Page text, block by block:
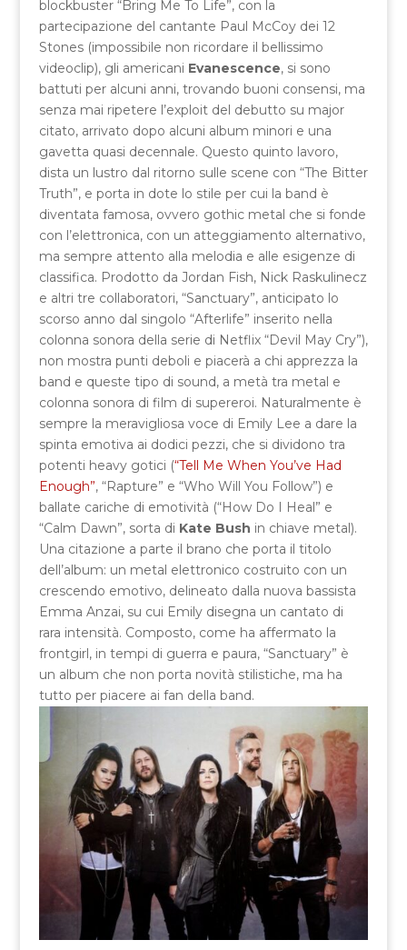
blockbuster “Bring Me To Life”, con la
partecipazione del cantante Paul McCoy dei 12
Stones (impossibile non ricordare il bellissimo
videoclip), gli americani Evanescence, si sono
battuti per alcuni anni, trovando buoni consensi, ma
senza mai ripetere l’exploit del debutto su major
citato, arrivato dopo alcuni album minori e una
gavetta quasi decennale. Questo quinto lavoro,
dista un lustro dal ritorno sulle scene con “The Bitter
Truth”, e porta in dote lo stile per cui la band è
diventata famosa, ovvero gothic metal che si fonde
con l’elettronica, con un atteggiamento alternativo,
ma sempre attento alla melodia e alle esigenze di
classifica. Prodotto da Jordan Fish, Nick Raskulinecz
e altri tre collaboratori, “Sanctuary”, anticipato lo
scorso anno dal singolo “Afterlife” inserito nella
colonna sonora della serie di Netflix “Devil May Cry”),
non mostra punti deboli e piacerà a chi apprezza la
band e queste tipo di sound, a metà tra metal e
colonna sonora di film di supereroi. Naturalmente è
sempre la meravigliosa voce di Emily Lee a dare la
spinta emotiva ai dodici pezzi, che si dividono tra
potenti heavy gotici (“Tell Me When You’ve Had
Enough”, “Rapture” e “Who Will You Follow”) e
ballate cariche di emotività (“How Do I Heal” e
“Calm Dawn”, sorta di Kate Bush in chiave metal).
Una citazione a parte il brano che porta il titolo
dell’album: un metal elettronico costruito con un
crescendo emotivo, delineato dalla nuova bassista
Emma Anzai, su cui Emily disegna un cantato di
rara intensità. Composto, come ha affermato la
frontgirl, in tempi di guerra e paura, “Sanctuary” è
un album che non porta novità stilistiche, ma ha
tutto per piacere ai fan della band.